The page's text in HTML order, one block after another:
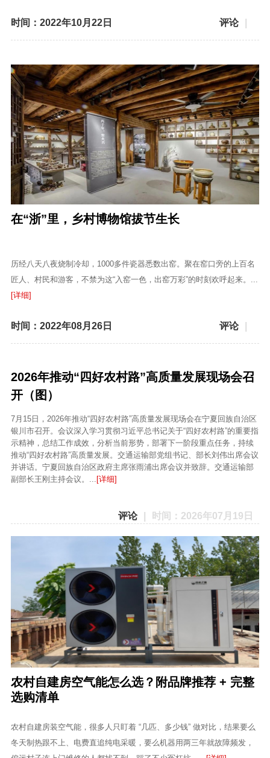
评论
时间：2022年10月22日
在“浙”里，乡村博物馆拔节生长
历经八天八夜烧制冷却，1000多件瓷器悉数出窑。聚在窑口旁的上百名
匠人、村民和游客，不禁为这“入窑一色，出窑万彩”的时刻欢呼起来。...
[详细]
评论
时间：2022年08月26日
2026年推动“四好农村路”高质量发展现场会召
开（图）
7月15日，2026年推动“四好农村路”高质量发展现场会在宁夏回族自治区
银川市召开。会议深入学习贯彻习近平总书记关于“四好农村路”的重要指
示精神，总结工作成效，分析当前形势，部署下一阶段重点任务，持续
推动“四好农村路”高质量发展。交通运输部党组书记、部长刘伟出席会议
并讲话。宁夏回族自治区政府主席张雨浦出席会议并致辞。交通运输部
副部长王刚主持会议。... [详细]
评论 时间：2026年07月19日
农村自建房空气能怎么选？附品牌推荐 + 完整
选购清单
农村自建房装空气能，很多人只盯着 “几匹、多少钱” 做对比，结果要么
冬天制热跟不上、电费直追纯电采暖，要么机器用两三年就故障频发，